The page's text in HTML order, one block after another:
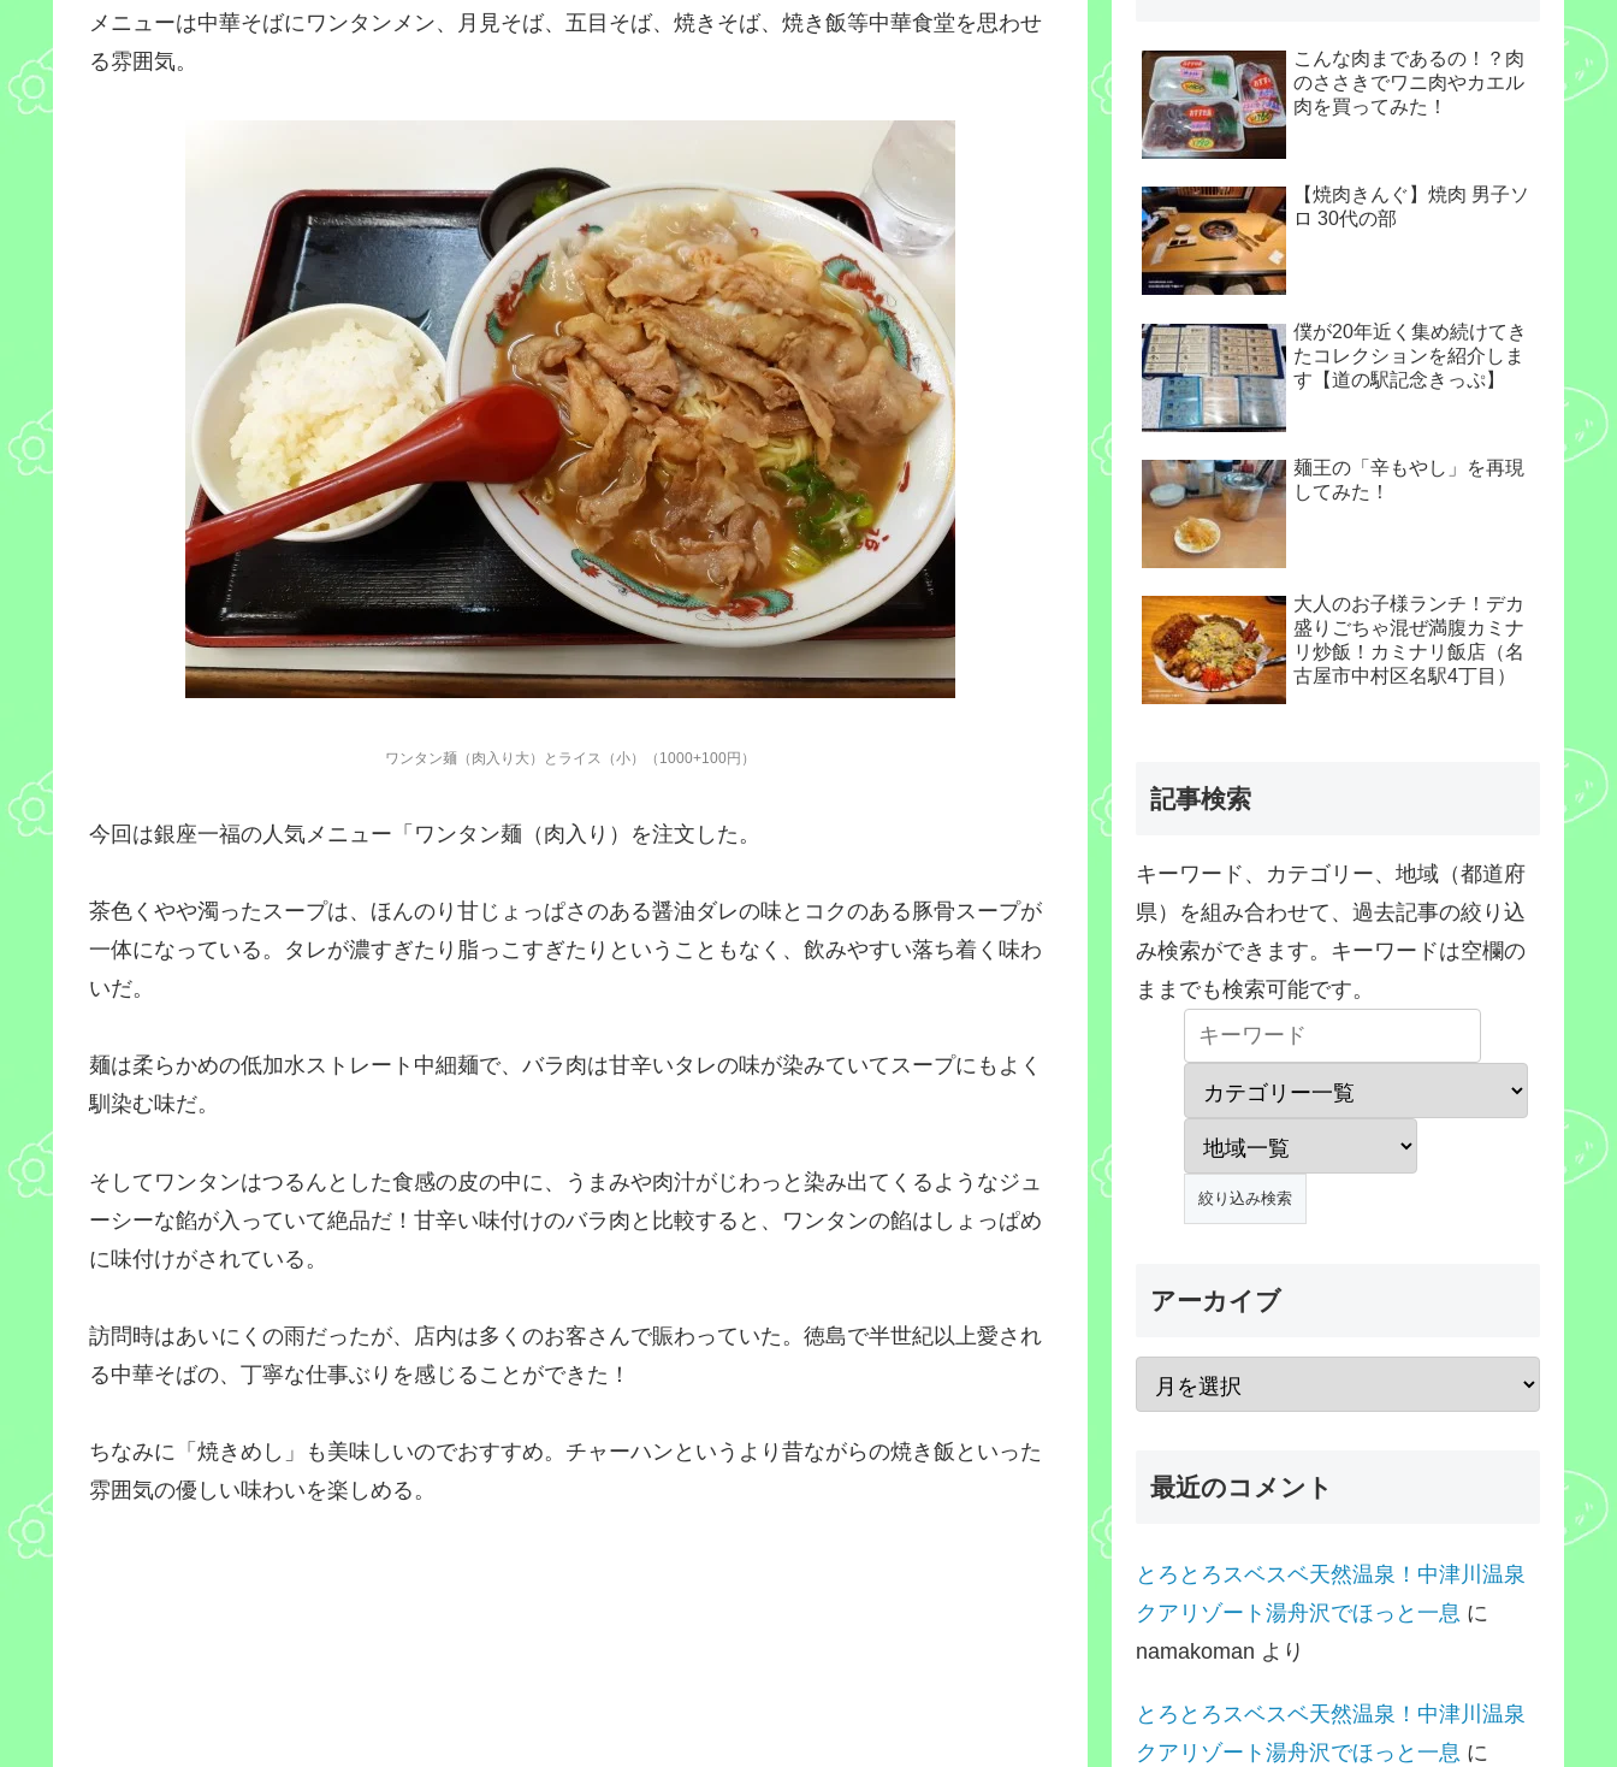
メニューは中華そばにワンタンメン、月見そば、五目そば、焼きそば、焼き飯等中華食堂を思わせ
る雰囲気。
ワンタン麺（肉入り大）とライス（小）（1000+100円）
今回は銀座一福の人気メニュー「ワンタン麺（肉入り）を注文した。
茶色くやや濁ったスープは、ほんのり甘じょっぱさのある醤油ダレの味とコクのある豚骨スープが
一体になっている。タレが濃すぎたり脂っこすぎたりということもなく、飲みやすい落ち着く味わ
いだ。
麺は柔らかめの低加水ストレート中細麺で、バラ肉は甘辛いタレの味が染みていてスープにもよく
馴染む味だ。
そしてワンタンはつるんとした食感の皮の中に、うまみや肉汁がじわっと染み出てくるようなジュ
ーシーな餡が入っていて絶品だ！甘辛い味付けのバラ肉と比較すると、ワンタンの餡はしょっぱめ
に味付けがされている。
訪問時はあいにくの雨だったが、店内は多くのお客さんで賑わっていた。徳島で半世紀以上愛され
る中華そばの、丁寧な仕事ぶりを感じることができた！
ちなみに「焼きめし」も美味しいのでおすすめ。チャーハンというより昔ながらの焼き飯といった
雰囲気の優しい味わいを楽しめる。
こんな肉まであるの！？肉
のささきでワニ肉やカエル
肉を買ってみた！
【焼肉きんぐ】焼肉 男子ソ
ロ 30代の部
僕が20年近く集め続けてき
たコレクションを紹介しま
す【道の駅記念きっぷ】
麺王の「辛もやし」を再現
してみた！
大人のお子様ランチ！デカ
盛りごちゃ混ぜ満腹カミナ
リ炒飯！カミナリ飯店（名
古屋市中村区名駅4丁目）
記事検索
キーワード、カテゴリー、地域（都道府
県）を組み合わせて、過去記事の絞り込
み検索ができます。キーワードは空欄の
ままでも検索可能です。
アーカイブ
最近のコメント
とろとろスベスベ天然温泉！中津川温泉
クアリゾート湯舟沢でほっと一息 に
namakoman より
とろとろスベスベ天然温泉！中津川温泉
クアリゾート湯舟沢でほっと一息 に